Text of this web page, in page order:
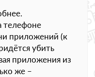
телефоне
приложений (к
убить
приложения из
же –